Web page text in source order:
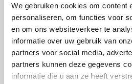
We gebruiken cookies om content
personaliseren, om functies voor
en om ons websiteverkeer te
informatie over uw gebruik van
partners voor social media,
partners kunnen deze gegevens
informatie die u aan ze heeft
straal van 10
Heerde
Geen vacatures
Bekijk nog meer